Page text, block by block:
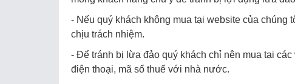
- Nếu quý khách không mua tại website của chúng
chịu trách nhiệm.
- Để tránh bị lừa đảo quý khách chỉ nên mua tại
điện thoại, mã số thuế với nhà nước.